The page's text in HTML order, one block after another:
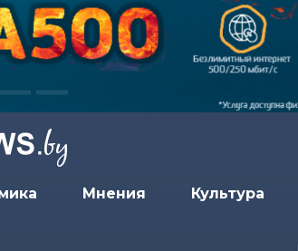
Мнения Культура